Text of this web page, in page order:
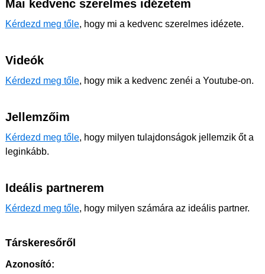
Mai kedvenc szerelmes idézetem
Kérdezd meg tőle, hogy mi a kedvenc szerelmes idézete.
Videók
Kérdezd meg tőle, hogy mik a kedvenc zenéi a Youtube-on.
Jellemzőim
Kérdezd meg tőle, hogy milyen tulajdonságok jellemzik őt a
leginkább.
Ideális partnerem
Kérdezd meg tőle, hogy milyen számára az ideális partner.
Társkeresőről
Azonosító: